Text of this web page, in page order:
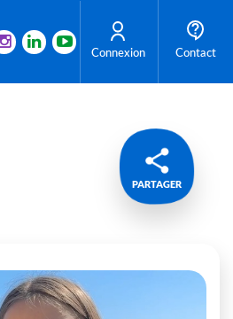
Connexion Contact
PARTAGER